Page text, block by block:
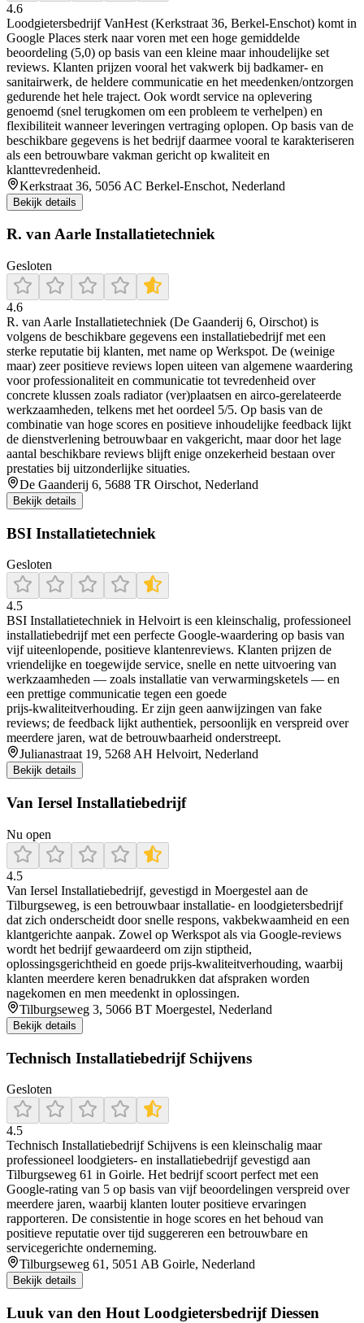
4.6
Loodgietersbedrijf VanHest (Kerkstraat 36, Berkel-Enschot) komt in
Google Places sterk naar voren met een hoge gemiddelde
beoordeling (5,0) op basis van een kleine maar inhoudelijke set
reviews. Klanten prijzen vooral het vakwerk bij badkamer- en
sanitairwerk, de heldere communicatie en het meedenken/ontzorgen
gedurende het hele traject. Ook wordt service na oplevering
genoemd (snel terugkomen om een probleem te verhelpen) en
flexibiliteit wanneer leveringen vertraging oplopen. Op basis van de
beschikbare gegevens is het bedrijf daarmee vooral te karakteriseren
als een betrouwbare vakman gericht op kwaliteit en
klanttevredenheid.
Kerkstraat 36, 5056 AC Berkel-Enschot, Nederland
Bekijk details
R. van Aarle Installatietechniek
Gesloten
4.6
R. van Aarle Installatietechniek (De Gaanderij 6, Oirschot) is
volgens de beschikbare gegevens een installatiebedrijf met een
sterke reputatie bij klanten, met name op Werkspot. De (weinige
maar) zeer positieve reviews lopen uiteen van algemene waardering
voor professionaliteit en communicatie tot tevredenheid over
concrete klussen zoals radiator (ver)plaatsen en airco-gerelateerde
werkzaamheden, telkens met het oordeel 5/5. Op basis van de
combinatie van hoge scores en positieve inhoudelijke feedback lijkt
de dienstverlening betrouwbaar en vakgericht, maar door het lage
aantal beschikbare reviews blijft enige onzekerheid bestaan over
prestaties bij uitzonderlijke situaties.
De Gaanderij 6, 5688 TR Oirschot, Nederland
Bekijk details
BSI Installatietechniek
Gesloten
4.5
BSI Installatietechniek in Helvoirt is een kleinschalig, professioneel
installatiebedrijf met een perfecte Google‑waardering op basis van
vijf uiteenlopende, positieve klantenreviews. Klanten prijzen de
vriendelijke en toegewijde service, snelle en nette uitvoering van
werkzaamheden — zoals installatie van verwarmingsketels — en
een prettige communicatie tegen een goede
prijs‑kwaliteitverhouding. Er zijn geen aanwijzingen van fake
reviews; de feedback lijkt authentiek, persoonlijk en verspreid over
meerdere jaren, wat de betrouwbaarheid onderstreept.
Julianastraat 19, 5268 AH Helvoirt, Nederland
Bekijk details
Van Iersel Installatiebedrijf
Nu open
4.5
Van Iersel Installatiebedrijf, gevestigd in Moergestel aan de
Tilburgseweg, is een betrouwbaar installatie- en loodgietersbedrijf
dat zich onderscheidt door snelle respons, vakbekwaamheid en een
klantgerichte aanpak. Zowel op Werkspot als via Google‑reviews
wordt het bedrijf gewaardeerd om zijn stiptheid,
oplossingsgerichtheid en goede prijs‑kwaliteitverhouding, waarbij
klanten meerdere keren benadrukken dat afspraken worden
nagekomen en men meedenkt in oplossingen.
Tilburgseweg 3, 5066 BT Moergestel, Nederland
Bekijk details
Technisch Installatiebedrijf Schijvens
Gesloten
4.5
Technisch Installatiebedrijf Schijvens is een kleinschalig maar
professioneel loodgieters- en installatiebedrijf gevestigd aan
Tilburgseweg 61 in Goirle. Het bedrijf scoort perfect met een
Google-rating van 5 op basis van vijf beoordelingen verspreid over
meerdere jaren, waarbij klanten louter positieve ervaringen
rapporteren. De consistentie in hoge scores en het behoud van
positieve reputatie over tijd suggereren een betrouwbare en
servicegerichte onderneming.
Tilburgseweg 61, 5051 AB Goirle, Nederland
Bekijk details
Luuk van den Hout Loodgietersbedrijf Diessen